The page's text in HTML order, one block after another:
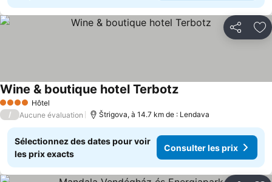
Partager
4 Étoiles Hôtel
Wine & boutique hotel Terbotz
/ Aucune évaluation Štrigova, à 14.7 km de : Lendava
Sélectionnez des dates pour voir
les prix exacts
Consulter les prix